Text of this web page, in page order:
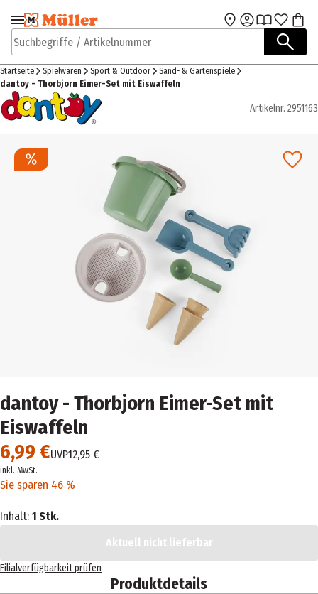
Zur Navigation
springen
Zum Hauptinhalt
Suchbegriffe / Artikelnummer
Startseite Spielwaren Sport & Outdoor
Sand- & Gartenspiele
dantoy - Thorbjorn Eimer-Set mit Eiswaffeln
Artikelnr. 2951163
dantoy - Thorbjorn Eimer-Set mit
Eiswaffeln
6,99 €UVP12,95 €
inkl. MwSt.
Sie sparen 46 %
Inhalt: 1 Stk.
Aktuell nicht lieferbar
Filialverfügbarkeit prüfen
Produktdetails